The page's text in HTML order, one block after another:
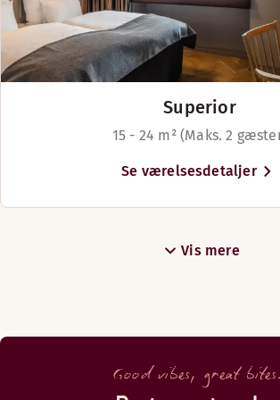
Superior
15 - 24 m² (Maks. 2
Se værelsesdetaljer
Vis mere
Good vibes, great